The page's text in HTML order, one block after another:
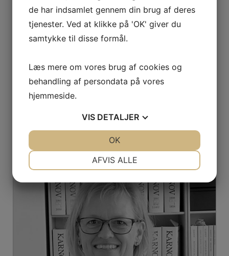
SUSANNE O’NEILL
son@ulrikmoller.dk
de har indsamlet gennem din brug af deres
tjenester. Ved at klikke på 'OK' giver du
samtykke til disse formål.
Læs mere om vores brug af cookies og
behandling af persondata på vores
hjemmeside.
VIS DETALJER
MARKETING STATISTIK
AFVIS ALLE
OK